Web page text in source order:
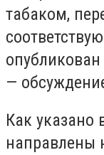
табаком,
—
Как указано
направлены